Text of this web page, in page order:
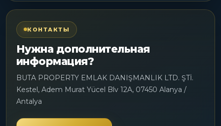
КОНТАКТЫ
Нужна дополнительная
информация?
BUTA PROPERTY EMLAK DANIŞMANLIK LTD. ŞTİ.
Kestel, Adem Murat Yücel Blv 12A, 07450 Alanya /
Antalya